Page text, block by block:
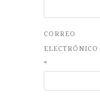
CORREO
ELECTRÓNICO
*